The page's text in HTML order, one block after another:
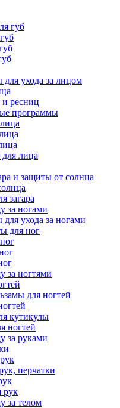
губ
для ухода за лицом
и ресниц
программы
лица
и защиты от солнца
загара
за ногами
для ухода за ногами
для ног
за ногтями
для ногтей
кутикулы
ногтей
за руками
перчатки
рук
за телом